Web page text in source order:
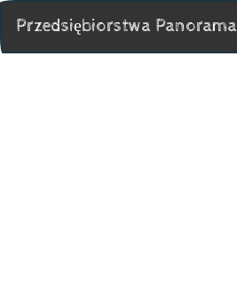
Przedsiębiorstwa Panorama